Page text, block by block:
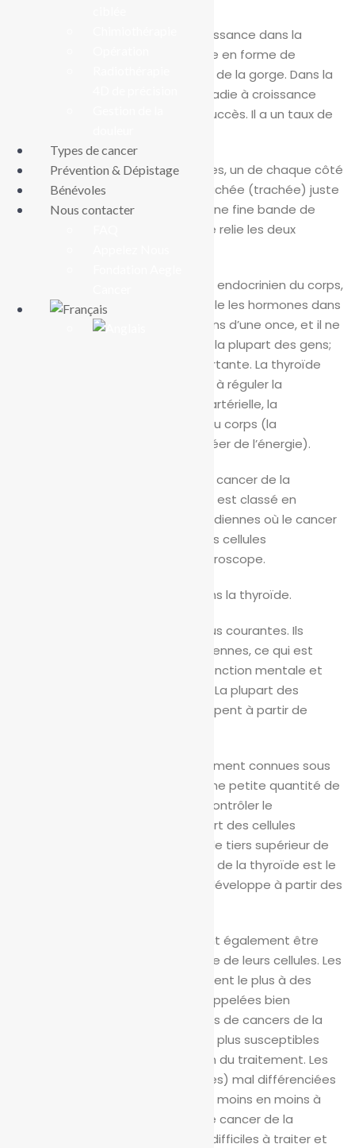
Le cancer de la thyroïde prend naissance dans la
glande thyroïde, une petite glande en forme de
papillon à l’avant du cou à la base de la gorge. Dans la
plupart des cas, il s’agit d’une maladie à croissance
lente qui peut être traitée avec succès. Il a un taux de
La thyroïde a deux moitiés, ou lobes, un de chaque côté
du cou. Il s’enroule autour de la trachée (trachée) juste
sous le larynx (pomme d’Adam). Une fine bande de
tissu connue sous le nom d’isthme relie les deux
La thyroïde fait partie du système endocrinien du corps,
un système de glandes qui contrôle les hormones dans
le corps. Il pèse normalement moins d’une once, et il ne
peut pas être vu ou ressenti chez la plupart des gens;
cependant, il a une fonction importante. La thyroïde
fabrique des hormones qui aident à réguler la
fréquence cardiaque, la pression artérielle, la
température et le métabolisme du corps (la
dégradation des aliments pour créer de l’énergie).
Quels sont les différents types de cancer de la
Le cancer de la thyroïde est classé en
fonction du type de cellules thyroïdiennes où le cancer
commence et de la façon dont les cellules
cancéreuses apparaissent au microscope.
Il existe deux types de cellules dans la thyroïde.
Les cellules folliculaires sont les plus courantes. Ils
produisent des hormones thyroïdiennes, ce qui est
important pour la croissance, la fonction mentale et
aider le corps à créer de l’énergie. La plupart des
cancers de la thyroïde se développent à partir de
Les cellules parafolliculaires, également connues sous
le nom de cellules C, produisent une petite quantité de
l’hormone calcitonine, qui aide à contrôler le
métabolisme du calcium. La plupart des cellules
parafolliculaires se trouvent dans le tiers supérieur de
chaque lobe. Le cancer médullaire de la thyroïde est le
seul cancer de la thyroïde qui se développe à partir des
Les cancers de la thyroïde peuvent également être
classés en fonction de l’apparence de leurs cellules. Les
cellules cancéreuses qui ressemblent le plus à des
cellules normales et saines sont appelées bien
différenciées. Les patients atteints de cancers de la
thyroïde bien différenciés sont les plus susceptibles
d’être exempts de maladie à la fin du traitement. Les
cellules cancéreuses (anaplasiques) mal différenciées
et indifférenciées ressemblent de moins en moins à
des cellules saines. Ces formes de cancer de la
thyroïde sont généralement plus difficiles à traiter et
Types de cancer
Prévention & Dépistage
Bénévoles
Nous contacter